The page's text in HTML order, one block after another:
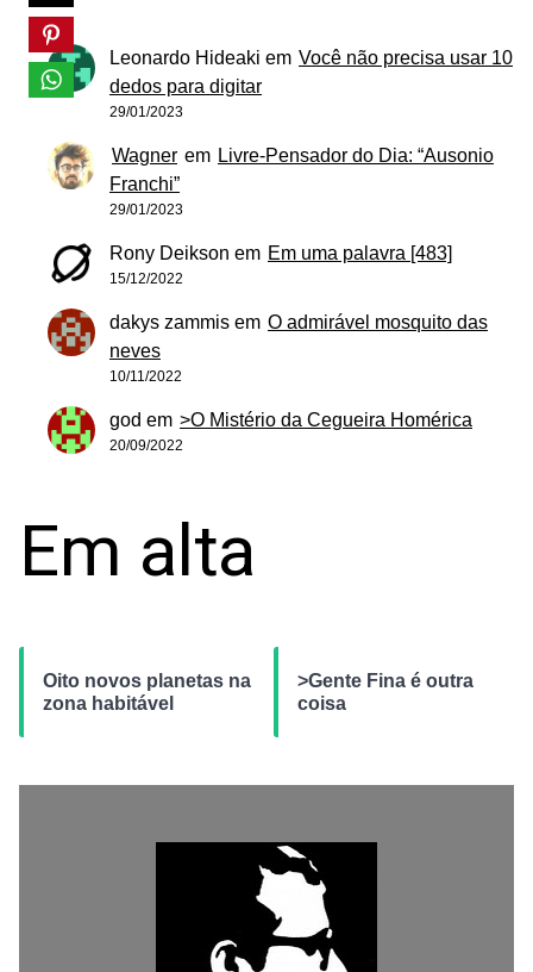
Leonardo Hideaki em Você não precisa usar 10
dedos para digitar
29/01/2023
Wagner em Livre-Pensador do Dia: “Ausonio
Franchi”
29/01/2023
Rony Deikson em Em uma palavra [483]
15/12/2022
dakys zammis em O admirável mosquito das
neves
10/11/2022
god em >O Mistério da Cegueira Homérica
20/09/2022
Em alta
Oito novos planetas na
zona habitável
>Gente Fina é outra
coisa